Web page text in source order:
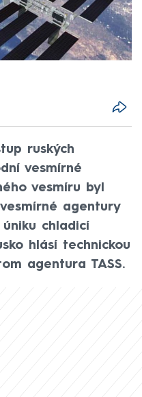
ruských
vesmírné
vesmíru byl
agentury
chladicí
hlásí technickou
agentura TASS.